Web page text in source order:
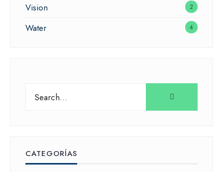
Vision 2
Water 4
for:
CATEGORÍAS